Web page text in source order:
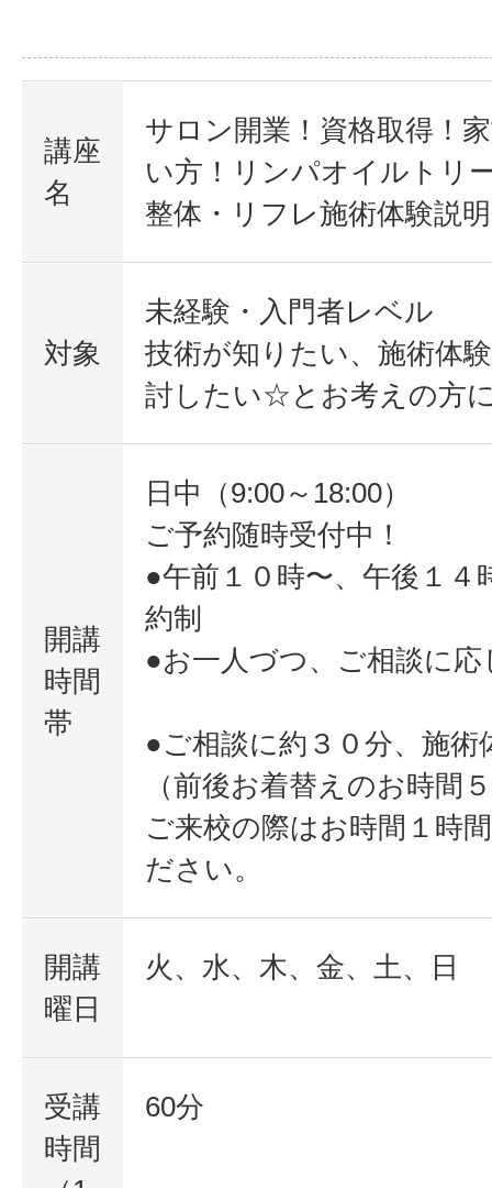
講座
名
サロン開業！資格取得！
い方！リンパオイルトリ
整体・リフレ施術体験説
対象
未経験・入門者レベル
技術が知りたい、施術体
討したい☆とお考えの方
開講
時間
帯
日中（9:00～18:00）
ご予約随時受付中！
●午前１０時〜、午後１
約制
●お一人づつ、ご相談に応
●ご相談に約３０分、施術
（前後お着替えのお時間
ご来校の際はお時間１時
ださい。
開講
曜日
火、水、木、金、土、日
受講
時間
60分